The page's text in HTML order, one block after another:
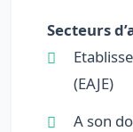
Secteurs
(EAJE)
A son